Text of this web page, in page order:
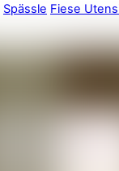
Spässle Fiese